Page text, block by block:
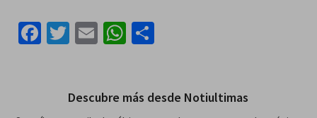
Facebook
Twitter
EmailWhatsApp
Compartir
Descubre más desde Notiultimas